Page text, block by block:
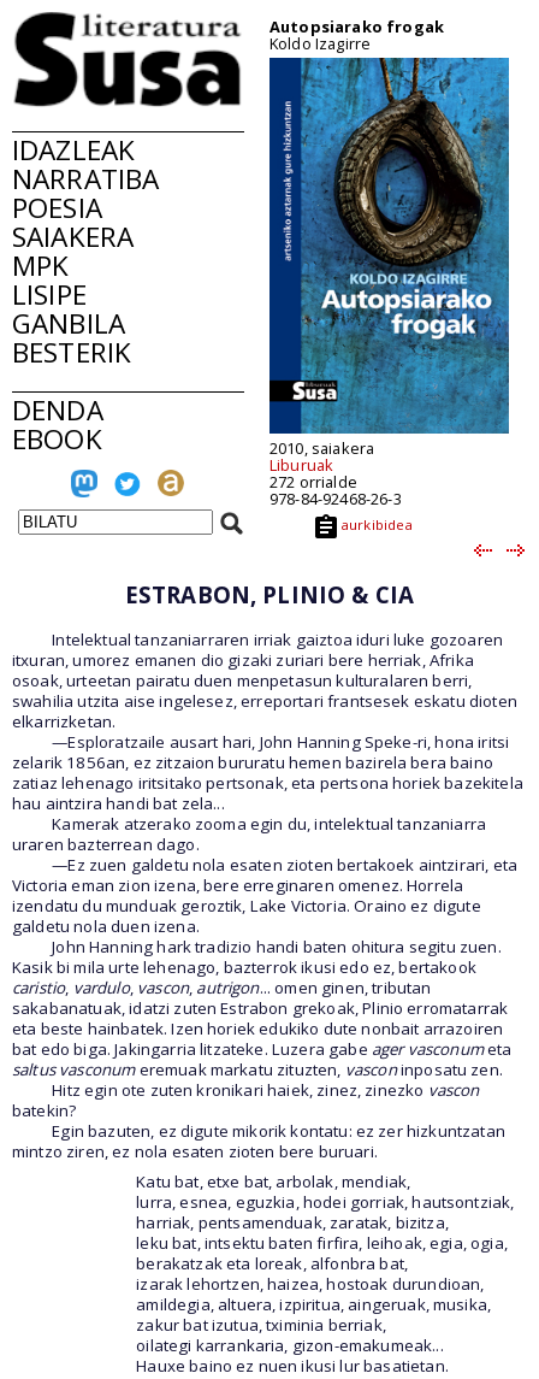
IDAZLEAK
NARRATIBA
POESIA
SAIAKERA
MPK
LISIPE
GANBILA
BESTERIK
DENDA
EBOOK
Autopsiarako frogak
Koldo Izagirre
2010, saiakera
Liburuak
272 orrialde
978-84-92468-26-3
aurkibidea
ESTRABON, PLINIO & CIA
Intelektual tanzaniarraren irriak gaiztoa iduri luke gozoaren
itxuran, umorez emanen dio gizaki zuriari bere herriak, Afrika
osoak, urteetan pairatu duen menpetasun kulturalaren berri,
swahilia utzita aise ingelesez, erreportari frantsesek eskatu dioten
elkarrizketan.
—Esploratzaile ausart hari, John Hanning Speke-ri, hona iritsi
zelarik 1856an, ez zitzaion bururatu hemen bazirela bera baino
zatiaz lehenago iritsitako pertsonak, eta pertsona horiek bazekitela
hau aintzira handi bat zela...
Kamerak atzerako zooma egin du, intelektual tanzaniarra
uraren bazterrean dago.
—Ez zuen galdetu nola esaten zioten bertakoek aintzirari, eta
Victoria eman zion izena, bere erreginaren omenez. Horrela
izendatu du munduak geroztik, Lake Victoria. Oraino ez digute
galdetu nola duen izena.
John Hanning hark tradizio handi baten ohitura segitu zuen.
Kasik bi mila urte lehenago, bazterrok ikusi edo ez, bertakook
caristio, vardulo, vascon, autrigon... omen ginen, tributan
sakabanatuak, idatzi zuten Estrabon grekoak, Plinio erromatarrak
eta beste hainbatek. Izen horiek edukiko dute nonbait arrazoiren
bat edo biga. Jakingarria litzateke. Luzera gabe ager vasconumeta
saltus vasconumeremuak markatu zituzten, vasconinposatu zen.
Hitz egin ote zuten kronikari haiek, zinez, zinezko vascon
batekin?
Egin bazuten, ez digute mikorik kontatu: ez zer hizkuntzatan
mintzo ziren, ez nola esaten zioten bere buruari.
Katu bat, etxe bat, arbolak, mendiak,
lurra, esnea, eguzkia, hodei gorriak, hautsontziak,
harriak, pentsamenduak, zaratak, bizitza,
leku bat, intsektu baten firfira, leihoak, egia, ogia,
berakatzak eta loreak, alfonbra bat,
izarak lehortzen, haizea, hostoak durundioan,
amildegia, altuera, izpiritua, aingeruak, musika,
zakur bat izutua, tximinia berriak,
oilategi karrankaria, gizon-emakumeak...
Hauxe baino ez nuen ikusi lur basatietan.